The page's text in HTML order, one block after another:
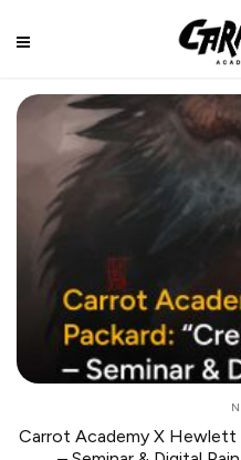
Carrot Academy X Hewlett